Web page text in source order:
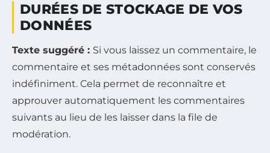
DURÉES DE STOCKAGE DE VOS
DONNÉES
Texte suggéré : Si vous laissez un commentaire, le
commentaire et ses métadonnées sont conservés
indéfiniment. Cela permet de reconnaître et
approuver automatiquement les commentaires
suivants au lieu de les laisser dans la file de
modération.